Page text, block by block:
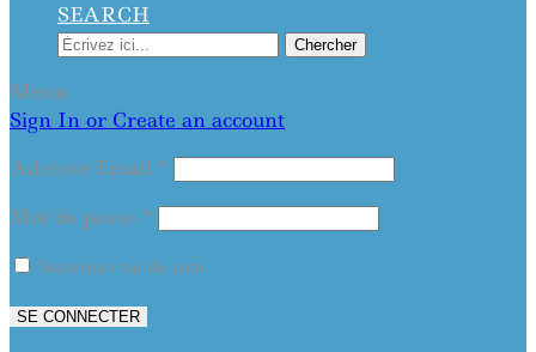
SEARCH
Chercher
Menu
Sign In or Create an account
Adresse Email *
Mot de passe *
Souviens toi de moi
SE CONNECTER